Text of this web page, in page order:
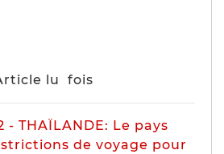
lu fois
- THAÏLANDE: Le pays
de voyage pour